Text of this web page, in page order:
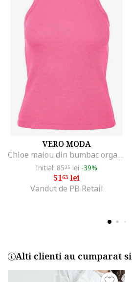
VERO MODA
Chloe maiou din bumbac organic
Initial: 8535 lei -39%
5163lei
Vandut de PB Retail
Alti clienti au cumparat si